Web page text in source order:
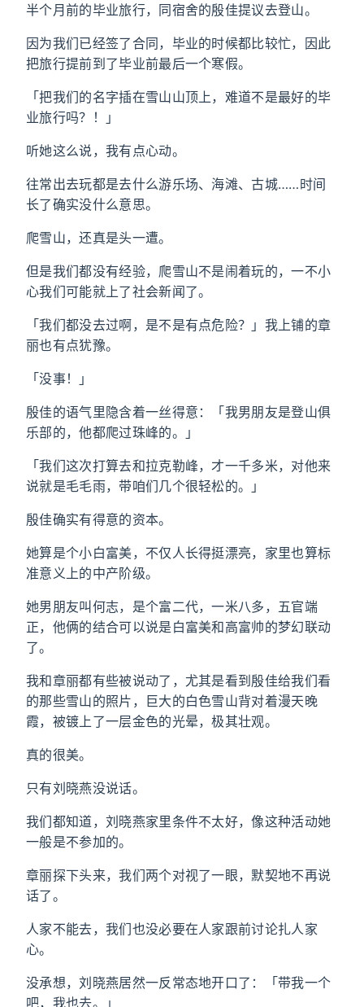
半个月前的毕业旅行，同宿舍的殷佳提议去登山。
因为我们已经签了合同，毕业的时候都比较忙，因此
把旅行提前到了毕业前最后一个寒假。
「把我们的名字插在雪山山顶上，难道不是最好的毕
业旅行吗？！」
听她这么说，我有点心动。
往常出去玩都是去什么游乐场、海滩、古城……时间
长了确实没什么意思。
爬雪山，还真是头一遭。
但是我们都没有经验，爬雪山不是闹着玩的，一不小
心我们可能就上了社会新闻了。
「我们都没去过啊，是不是有点危险？」我上铺的章
丽也有点犹豫。
「没事！」
殷佳的语气里隐含着一丝得意：「我男朋友是登山俱
乐部的，他都爬过珠峰的。」
「我们这次打算去和拉克勒峰，才一千多米，对他来
说就是毛毛雨，带咱们几个很轻松的。」
殷佳确实有得意的资本。
她算是个小白富美，不仅人长得挺漂亮，家里也算标
准意义上的中产阶级。
她男朋友叫何志，是个富二代，一米八多，五官端
正，他俩的结合可以说是白富美和高富帅的梦幻联动
了。
我和章丽都有些被说动了，尤其是看到殷佳给我们看
的那些雪山的照片，巨大的白色雪山背对着漫天晚
霞，被镀上了一层金色的光晕，极其壮观。
真的很美。
只有刘晓燕没说话。
我们都知道，刘晓燕家里条件不太好，像这种活动她
一般是不参加的。
章丽探下头来，我们两个对视了一眼，默契地不再说
话了。
人家不能去，我们也没必要在人家跟前讨论扎人家
心。
没承想，刘晓燕居然一反常态地开口了：「带我一个
吧，我也去。」